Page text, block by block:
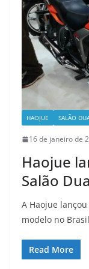
HAOJUE SALÃO
16 de janeiro de
Haojue
Salão
A Haojue
modelo no
Read More